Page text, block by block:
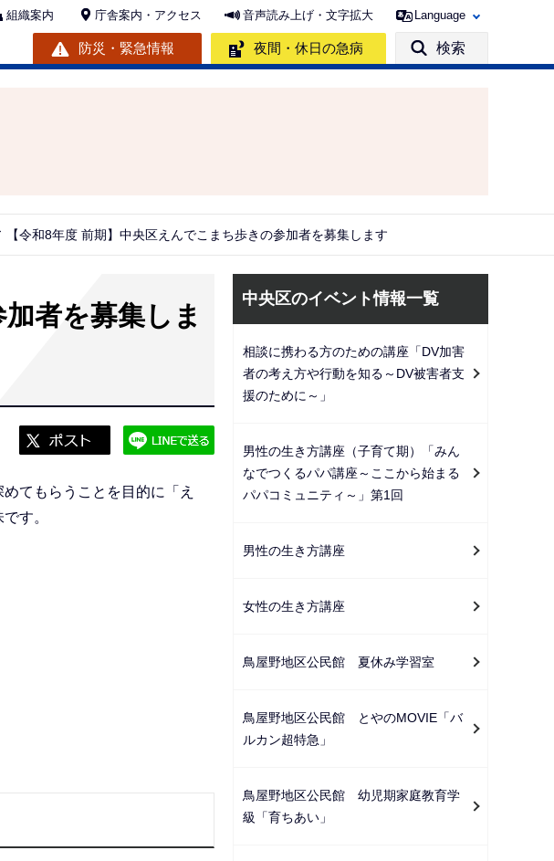
組織案内 庁舎案内・アクセス 音声読み上げ・文字拡大 Language
防災・緊急情報 夜間・休日の急病 検索
【令和8年度 前期】中央区えんでこまち歩きの参加者を募集します
者を募集しま
てもらうことを目的に「え
す。
ビ
ゲ
ョ
ン
こ
中央区のイベント情報一覧
相談に携わる方のための講座「DV加害
者の考え方や行動を知る～DV被害者支
援のために～」
男性の生き方講座（子育て期）「みん
なでつくるパパ講座～ここから始まる
パパコミュニティ～」第1回
男性の生き方講座
女性の生き方講座
鳥屋野地区公民館 夏休み学習室
鳥屋野地区公民館 とやのMOVIE「バ
ルカン超特急」
鳥屋野地区公民館 幼児期家庭教育学
級「育ちあい」